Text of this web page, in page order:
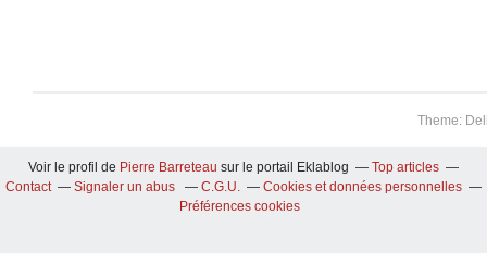
Theme:
Voir le profil de Pierre Barreteau sur le portail Eklablog
Top articles
Contact
Signaler un abus C.G.U.
Cookies et données personnelles
Préférences cookies